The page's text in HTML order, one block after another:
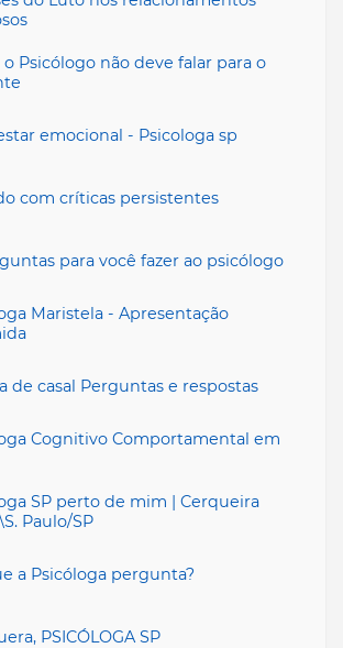
Psicólogo não deve falar para o
emocional - Psicologa sp
com críticas persistentes
para você fazer ao psicólogo
Maristela - Apresentação
de casal Perguntas e respostas
Cognitivo Comportamental em
SP perto de mim | Cerqueira
Paulo/SP
a Psicóloga pergunta?
PSICÓLOGA SP